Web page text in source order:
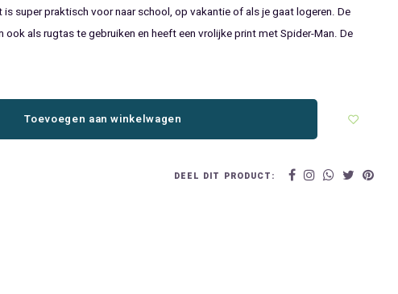
super praktisch voor naar school, op vakantie of als je gaat logeren. De
als rugtas te gebruiken en heeft een vrolijke print met Spider-Man. De
Toevoegen aan winkelwagen
DEEL DIT PRODUCT: